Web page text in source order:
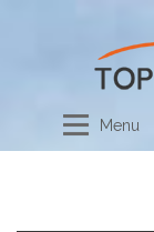
Menu